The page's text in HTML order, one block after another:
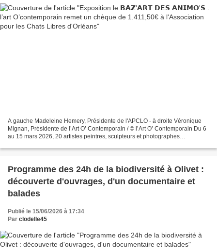
A gauche Madeleine Hemery, Présidente de l'APCLO - à droite Véronique
Mignan, Présidente de l’Art O’ Contemporain / © l’Art O’ Contemporain Du 6
au 15 mars 2026, 20 artistes peintres, sculpteurs et photographes
Programme des 24h de la biodiversité à Olivet :
découverte d'ouvrages, d'un documentaire et
balades
Publié le 15/06/2026 à 17:34
Par clodelle45